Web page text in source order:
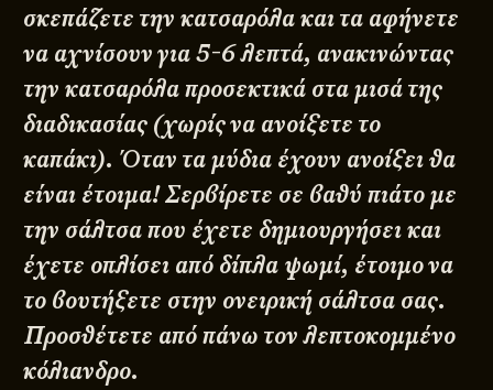
σκεπάζετε την κατσαρόλα και τα αφήνετε
να αχνίσουν για 5-6 λεπτά, ανακινώντας
την κατσαρόλα προσεκτικά στα μισά της
διαδικασίας (χωρίς να ανοίξετε το
καπάκι). Όταν τα μύδια έχουν ανοίξει θα
είναι έτοιμα! Σερβίρετε σε βαθύ πιάτο με
την σάλτσα που έχετε δημιουργήσει και
έχετε οπλίσει από δίπλα ψωμί, έτοιμο να
το βουτήξετε στην ονειρική σάλτσα σας.
Προσθέτετε από πάνω τον λεπτοκομμένο
κόλιανδρο.